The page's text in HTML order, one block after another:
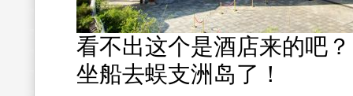
看不出这个是酒店来的吧？
坐船去蜈支洲岛了！